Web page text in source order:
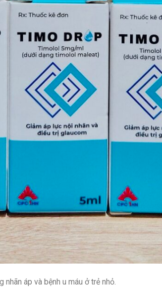
áp và bệnh u máu ở trẻ nhỏ.